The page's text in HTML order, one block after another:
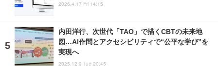
2026.4.17 Fri 14:15
内田洋行、次世代「TAO」で描くCBTの未来地
図…AI作問とアクセシビリティで“公平な学び”を
実現へ
2025.12.9 Tue 20:45